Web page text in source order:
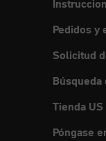
Pedidos y
Solicitud
Tienda US
Póngase